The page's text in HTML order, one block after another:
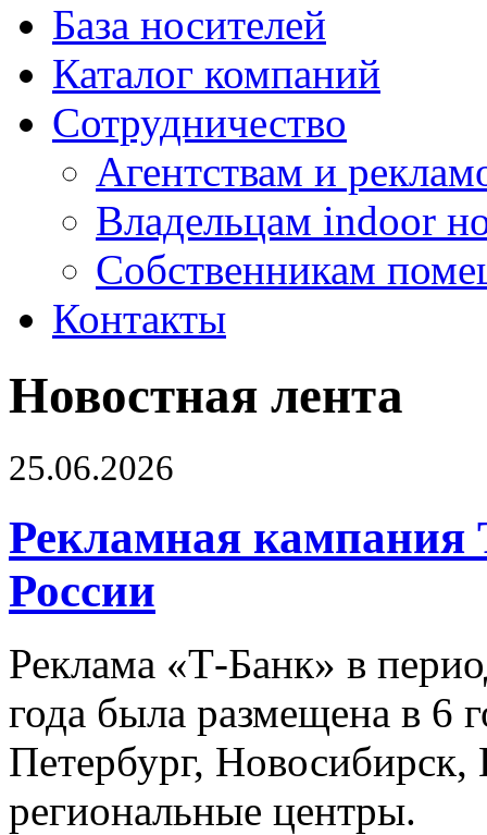
База носителей
Каталог компаний
Сотрудничество
Агентствам и
Владельцам indoor
Собственникам
Контакты
Новостная лента
25.06.2026
Рекламная кампания
России
Реклама «Т-Банк» в
года была размещена в 6
Петербург,
региональные центры.